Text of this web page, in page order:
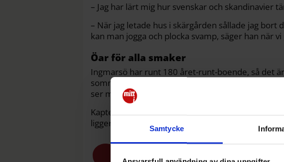
Samtycke
– Jag har lärt mig hur svenskar och skandinavier
– När jag letade hus i skärgården sållade jag bort
kan man jogga och plocka svamp, säger han när
Öar för alla smaker
Ingmarsö har runt 180 året-runt-boende, så det
sommaren, med bageri, mack, varv och diverse
ser man ett par golfbilar passera, ett
Kapten Forséns eget hus är från 1922,
ligger drygt 500 meter från Ingmarsö Södra